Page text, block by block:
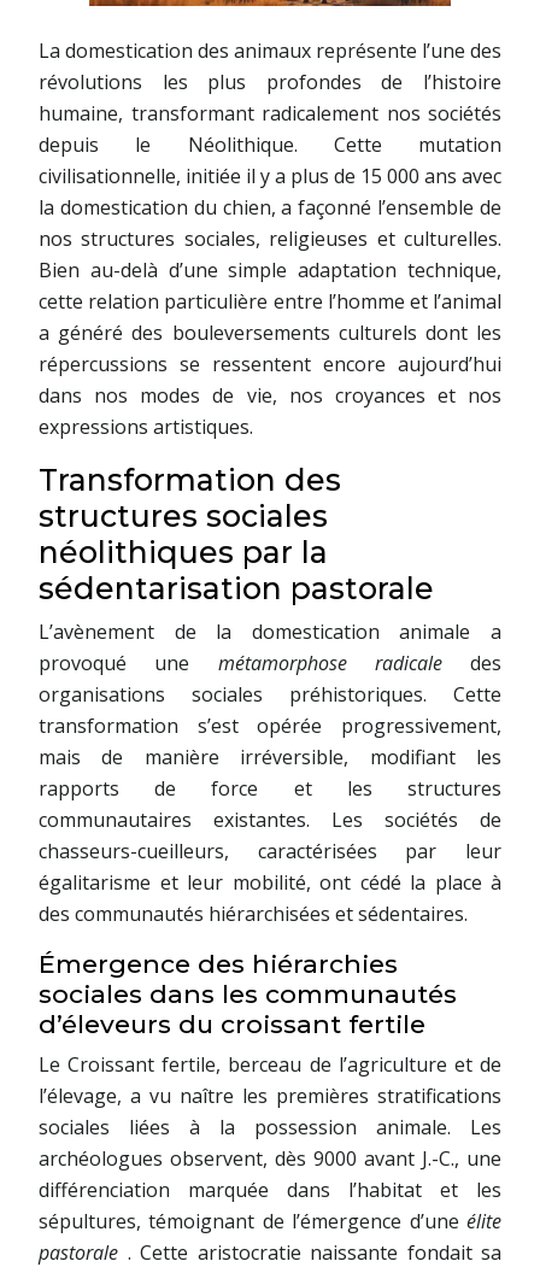
La domestication des animaux représente l’une des
révolutions les plus profondes de l’histoire
humaine, transformant radicalement nos sociétés
depuis le Néolithique. Cette mutation
civilisationnelle, initiée il y a plus de 15 000 ans avec
la domestication du chien, a façonné l’ensemble de
nos structures sociales, religieuses et culturelles.
Bien au-delà d’une simple adaptation technique,
cette relation particulière entre l’homme et l’animal
a généré des bouleversements culturels dont les
répercussions se ressentent encore aujourd’hui
dans nos modes de vie, nos croyances et nos
expressions artistiques.
Transformation des
structures sociales
néolithiques par la
sédentarisation pastorale
L’avènement de la domestication animale a
provoqué une métamorphose radicale des
organisations sociales préhistoriques. Cette
transformation s’est opérée progressivement,
mais de manière irréversible, modifiant les
rapports de force et les structures
communautaires existantes. Les sociétés de
chasseurs-cueilleurs, caractérisées par leur
égalitarisme et leur mobilité, ont cédé la place à
des communautés hiérarchisées et sédentaires.
Émergence des hiérarchies
sociales dans les communautés
d’éleveurs du croissant fertile
Le Croissant fertile, berceau de l’agriculture et de
l’élevage, a vu naître les premières stratifications
sociales liées à la possession animale. Les
archéologues observent, dès 9000 avant J.-C., une
différenciation marquée dans l’habitat et les
sépultures, témoignant de l’émergence d’une élite
pastorale . Cette aristocratie naissante fondait sa